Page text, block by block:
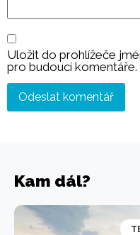
Uložit do prohlížeče
pro budoucí komentáře.
Kam dál?